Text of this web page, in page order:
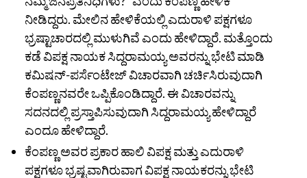
ನೀಡಿದ್ದರು. ಮೇಲಿನ ಹೇಳಿಕೆಯಲ್ಲಿ ಎದುರಾಳಿ ಪಕ್ಷಗಳೂ
ಭ್ರಷ್ಟಾಚಾರದಲ್ಲಿ ಮುಳುಗಿವೆ ಎಂದು ಹೇಳಿದ್ದಾರೆ. ಮತ್ತೊಂದು
ಕಡೆ ವಿಪಕ್ಷ ನಾಯಕ ಸಿದ್ದರಾಮಯ್ಯ ಅವರನ್ನು ಭೇಟಿ ಮಾಡಿ
ಕಮಿಷನ್-ಪರ್ಸೆಂಟೇಜ್‌ ವಿಚಾರವಾಗಿ ಚರ್ಚಿಸಿರುವುದಾಗಿ
ಕೆಂಪಣ್ಣನವರೇ ಒಪ್ಪಿಕೊಂಡಿದ್ದಾರೆ. ಈ ವಿಚಾರವನ್ನು
ಸದನದಲ್ಲಿ ಪ್ರಸ್ತಾಪಿಸುವುದಾಗಿ ಸಿದ್ದರಾಮಯ್ಯ ಹೇಳಿದ್ದಾರೆ
ಎಂದೂ ಹೇಳಿದ್ದಾರೆ.
ಕೆಂಪಣ್ಣ ಅವರ ಪ್ರಕಾರ ಹಾಲಿ ವಿಪಕ್ಷ ಮತ್ತು ಎದುರಾಳಿ
ಪಕ್ಷಗಳೂ ಭ್ರಷ್ಟವಾಗಿರುವಾಗ ವಿಪಕ್ಷ ನಾಯಕರನ್ನು ಭೇಟಿ